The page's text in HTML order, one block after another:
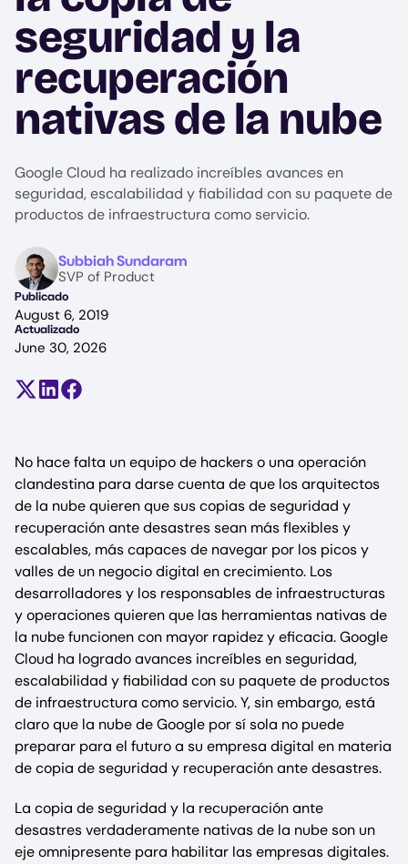
seguridad y la
recuperación
nativas de la nube
Google Cloud ha realizado increíbles avances en
seguridad, escalabilidad y fiabilidad con su paquete de
productos de infraestructura como servicio.
ImageSubbiah Sundaram
SVP of Product
Publicado
August 6, 2019
Actualizado
June 30, 2026
Compartir en X (antes Twitter)
Compartir en LinkedIn
Compartir en Facebook
No hace falta un equipo de hackers o una operación
clandestina para darse cuenta de que los arquitectos
de la nube quieren que sus copias de seguridad y
recuperación ante desastres sean más flexibles y
escalables, más capaces de navegar por los picos y
valles de un negocio digital en crecimiento. Los
desarrolladores y los responsables de infraestructuras
y operaciones quieren que las herramientas nativas de
la nube funcionen con mayor rapidez y eficacia. Google
Cloud ha logrado avances increíbles en seguridad,
escalabilidad y fiabilidad con su paquete de productos
de infraestructura como servicio. Y, sin embargo, está
claro que la nube de Google por sí sola no puede
preparar para el futuro a su empresa digital en materia
de copia de seguridad y recuperación ante desastres.
La copia de seguridad y la recuperación ante
desastres verdaderamente nativas de la nube son un
eje omnipresente para habilitar las empresas digitales.